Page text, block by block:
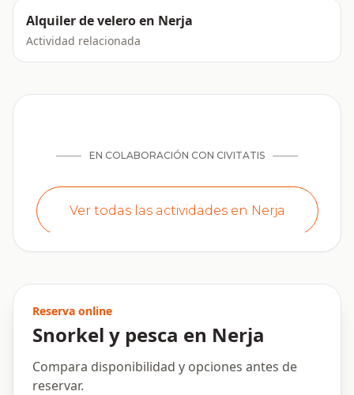
Alquiler de velero en Nerja
Actividad relacionada
Reserva online
Snorkel y pesca en Nerja
Compara disponibilidad y opciones antes de
reservar.